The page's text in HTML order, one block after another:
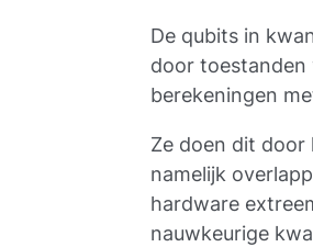
De qubits in
door toestanden
berekeningen
Ze doen dit door
namelijk
hardware
nauwkeurige